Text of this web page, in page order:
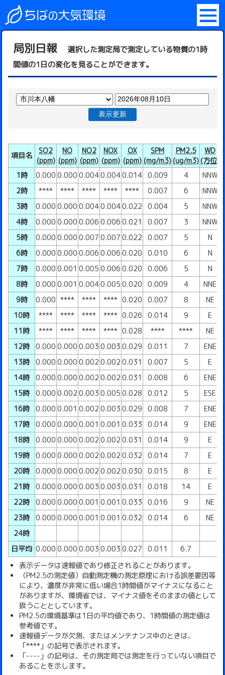
局別日報
選択した測定局で測定している物質の1時
間値の1日の変化を見ることができます。
表示更新
項目名
SO2
(ppm)
NO
(ppm)
NO2
(ppm)
NOX
(ppm)
OX
(ppm)
SPM
(mg/m3)
PM2.5
(ug/m3)
WD
(方位)
1時
0.000 0.000 0.0040.0040.014 0.009 4 NNW
2時
**** **** **** **** **** 0.007 6 NNW
3時
0.000 0.000 0.0040.0040.022 0.004 5 NNW
4時
0.000 0.000 0.006 0.006 0.021 0.007 3 NNW
5時
0.000 0.000 0.007 0.007 0.022 0.007 5 N
6時
0.000 0.000 0.006 0.006 0.020 0.010 6 N
7時
0.000 0.001 0.005 0.006 0.020 0.006 5 N
8時
0.000 0.001 0.0040.005 0.020 0.009 4 NNE
9時
0.000 **** **** **** 0.020 0.007 8 NE
10時
**** **** **** **** 0.026 0.014 9 E
11時
**** **** **** **** 0.028 **** **** NE
12時 0.000 0.000 0.003 0.003 0.029 0.011 7 ENE
13時 0.000 0.000 0.002 0.002 0.031 0.007 5 E
14時 0.000 0.000 0.002 0.002 0.031 0.008 6 ENE
15時 0.000 0.002 0.003 0.005 0.028 0.012 5 ESE
16時 0.000 0.001 0.002 0.003 0.029 0.008 7 ENE
17時 0.000 0.000 0.001 0.001 0.033 0.014 9 ENE
18時 0.000 0.000 0.002 0.002 0.031 0.014 9 E
19時 0.000 0.000 0.002 0.002 0.032 0.014 7 E
20時 0.000 0.000 0.002 0.002 0.030 0.015 8 E
21時 0.000 0.000 0.003 0.003 0.031 0.018 14 E
22時 0.000 0.000 0.001 0.001 0.033 0.016 9 NE
23時 0.000 0.000 0.001 0.001 0.032 0.014 6 NE
24時
日平均 0.000 0.000 0.003 0.003 0.027 0.011 6.7
表示データは速報値であり修正されることがあります。
（PM2.5の測定値）自動測定機の測定原理における誤差要因等
により、濃度が非常に低い場合1時間値がマイナスになること
がありますが、環境省では、マイナス値をそのままの値として
扱うこととしています。
PM2.5の環境基準は1日の平均値であり、1時間値の測定値は
参考値です。
速報値データが欠測、またはメンテナンス中のときは、
「****」の記号で表示されます。
「----」の記号は、その測定局では測定を行っていない項目で
あることを示します。